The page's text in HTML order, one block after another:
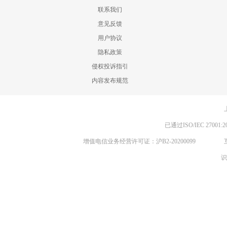
联系我们
意见反馈
用户协议
隐私政策
侵权投诉指引
内容发布规范
已通过ISO/IEC
增值电信业务经营许可证：沪B2-20200099